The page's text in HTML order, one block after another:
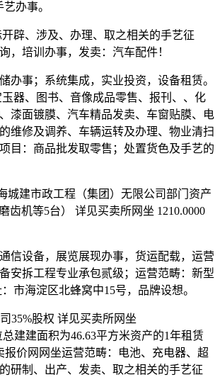
办事。
辟、涉及、办理、取之相关的手艺征
，培训办事，发卖：汽车配件！
事；系统集成，实业投资，设备租赁。
器、图书、音像成品零售、报刊、、化
漆面镀膜、汽车精品发卖、车窗贴膜、电
维修及调养、车辆运转及办理、物业清扫
目：商品批发取零售；处置货色及手艺的
建市政工程（集团）无限公司部门资产
齿机等5台） 详见买卖所网坐 1210.0000
设备，展览展现办事，货运配载，运营
安拆工程专业承包贰级；运营范畴：新型
市海淀区北蜂窝中15号，品牌设想。
35%股权 详见买卖所网坐
建建面积为46.63平方米资产的1年租赁
价网网坐运营范畴：电池、充电器、超
研制、出产、发卖、取之相关的手艺征